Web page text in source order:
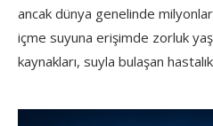
ancak dünya genelinde
içme suyuna erişimde zorluk
kaynakları, suyla bulaşan